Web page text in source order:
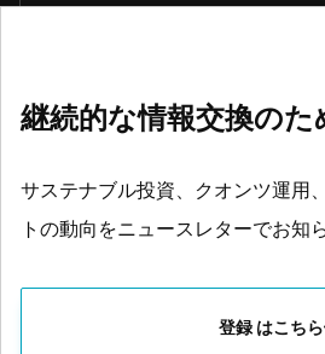
継続的な情報交換のた
サステナブル投資、クオンツ運用
トの動向をニュースレターでお知
登録 はこちら